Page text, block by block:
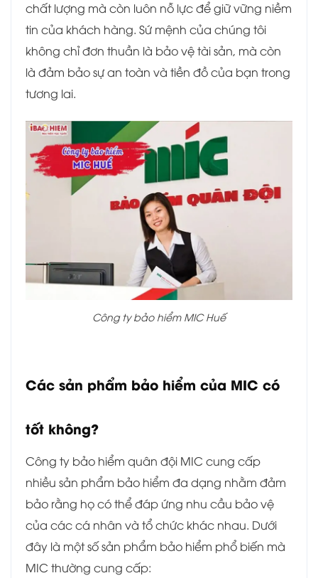
chất lượng mà còn luôn nỗ lực để giữ vững niềm
tin của khách hàng. Sứ mệnh của chúng tôi
không chỉ đơn thuần là bảo vệ tài sản, mà còn
là đảm bảo sự an toàn và tiền đồ của bạn trong
tương lai.
Công ty bảo hiểm MIC Huế
Các sản phẩm bảo hiểm của MIC có
tốt không?
Công ty bảo hiểm quân đội MIC cung cấp
nhiều sản phẩm bảo hiểm đa dạng nhằm đảm
bảo rằng họ có thể đáp ứng nhu cầu bảo vệ
của các cá nhân và tổ chức khác nhau. Dưới
đây là một số sản phẩm bảo hiểm phổ biến mà
MIC thường cung cấp: